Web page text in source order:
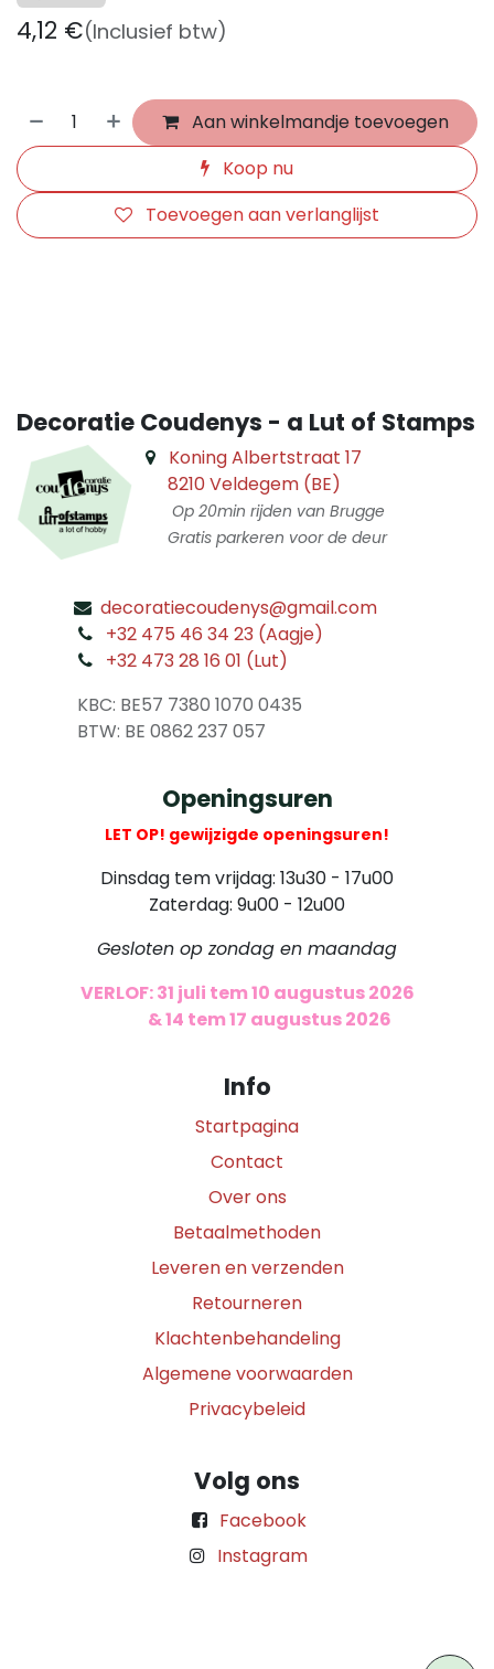
4,12 €(Inclusief btw)
Aan winkelmandje toevoegen
Koop nu
Toevoegen aan verlanglijst
Decoratie Coudenys - a Lut of Stamps
Koning Albertstraat 17
8210 Veldegem (BE)
Op 20min rijden van Brugge
Gratis parkeren voor de deur
decoratiecoudenys@gmail.com
+32 475 46 34 23 (Aagje)
+32 473 28 16 01 (Lut)
KBC: BE57 7380 1070 0435
​ BTW: BE 0862 237 057
Openingsuren
LET OP! gewijzigde openingsuren!
Dinsdag tem vrijdag: 13u30 - 17u00
Zaterdag: 9u00 - 12u00
Gesloten op zondag en maandag
VERLOF: 31 juli tem 10 augustus 2026
& 14 tem 17 augustus 2026
Info
Startpagina
Contact
Over ons
Betaalmethoden
Leveren en verzenden
Retourneren
Klachtenbehandeling
Algemene voorwaarden
Privacybeleid
Volg ons
Facebook
Instagram